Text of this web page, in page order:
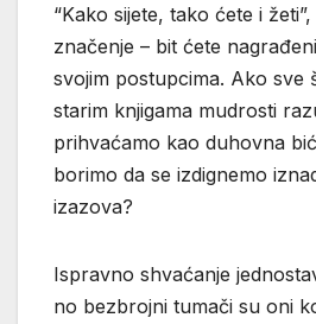
“Kako sijete, tako ćete i
značenje – bit ćete
svojim postupcima. Ako sve
starim knjigama mudrosti
prihvaćamo kao duhovna
borimo da se izdignemo
izazova?
Ispravno shvaćanje
no bezbrojni tumači su oni